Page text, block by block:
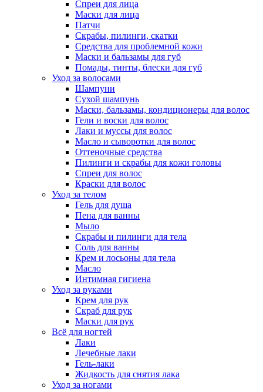
Спреи для лица
Маски для лица
Патчи
Скрабы, пилинги, скатки
Средства для проблемной кожи
Маски и бальзамы для губ
Помады, тинты, блески для губ
Уход за волосами
Шампуни
Сухой шампунь
Маски, бальзамы, кондиционеры для волос
Гели и воски для волос
Лаки и муссы для волос
Масло и сыворотки для волос
Оттеночные средства
Пилинги и скрабы для кожи головы
Спреи для волос
Краски для волос
Уход за телом
Гель для душа
Пена для ванны
Мыло
Скрабы и пилинги для тела
Соль для ванны
Крем и лосьоны для тела
Масло
Интимная гигиена
Уход за руками
Крем для рук
Скраб для рук
Маски для рук
Всё для ногтей
Лаки
Лечебные лаки
Гель-лаки
Жидкость для снятия лака
Уход за ногами